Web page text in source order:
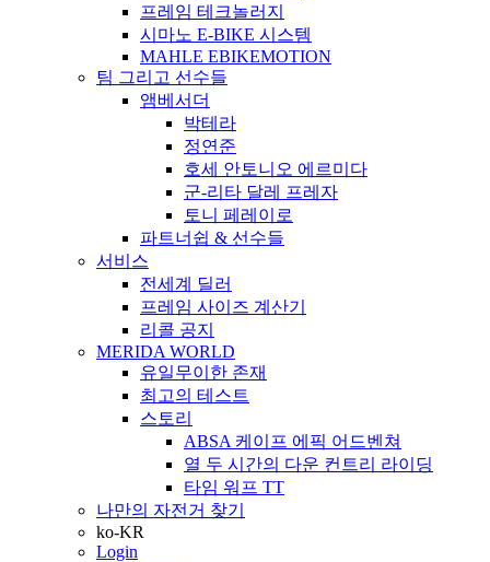
프레임 테크놀러지
시마노 E-BIKE 시스템
MAHLE EBIKEMOTION
팀 그리고 선수들
앰베서더
박테라
정연준
호세 안토니오 에르미다
군-리타 달레 프레자
토니 페레이로
파트너쉽 & 선수들
서비스
전세계 딜러
프레임 사이즈 계산기
리콜 공지
MERIDA WORLD
유일무이한 존재
최고의 테스트
스토리
ABSA 케이프 에픽 어드벤쳐
열 두 시간의 다운 컨트리 라이딩
타임 워프 TT
나만의 자전거 찾기
ko-KR
Login